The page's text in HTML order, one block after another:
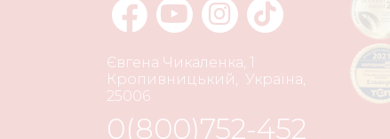
Євгена Чикаленка, 1
Кропивницький
Україна
25006
0(800)752-452